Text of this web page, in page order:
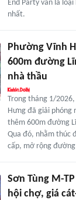
End Party vẫn là
nhất.
Phường Vĩnh
600m đường
nhà thầu
Trong tháng 1/
Hưng đã giải phóng
thêm 600m đường
Qua đó, nhằm thúc
cấp, mở rộng
Sơn Tùng M-
hội chợ, giá